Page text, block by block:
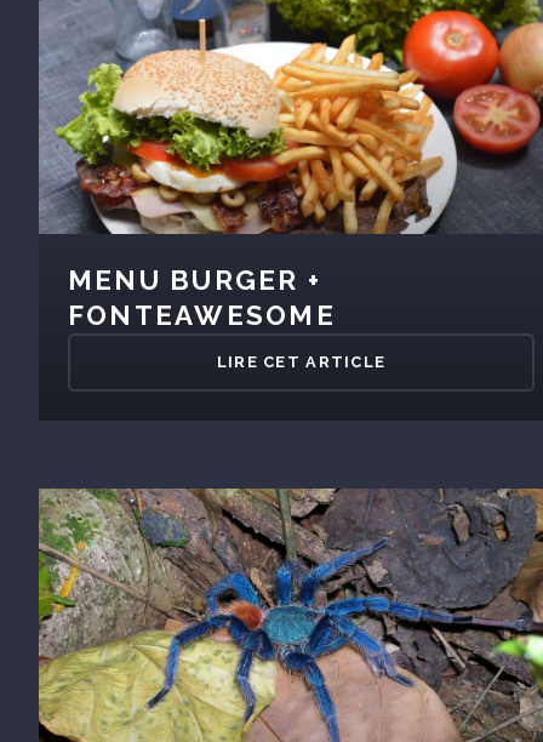
MENU BURGER +
FONTEAWESOME
LIRE CET ARTICLE